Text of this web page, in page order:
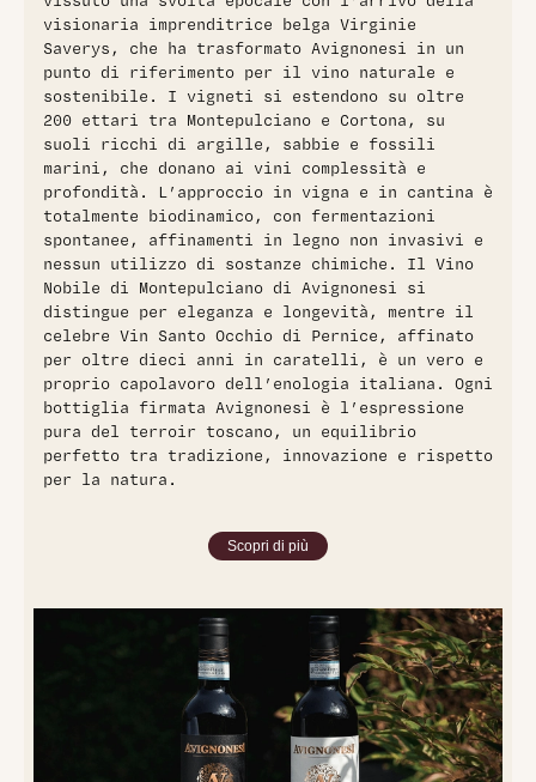
visionaria imprenditrice belga Virginie
Saverys, che ha trasformato Avignonesi in un
punto di riferimento per il vino naturale e
sostenibile. I vigneti si estendono su oltre
200 ettari tra Montepulciano e Cortona, su
suoli ricchi di argille, sabbie e fossili
marini, che donano ai vini complessità e
profondità. L’approccio in vigna e in cantina è
totalmente biodinamico, con fermentazioni
spontanee, affinamenti in legno non invasivi e
nessun utilizzo di sostanze chimiche. Il Vino
Nobile di Montepulciano di Avignonesi si
distingue per eleganza e longevità, mentre il
celebre Vin Santo Occhio di Pernice, affinato
per oltre dieci anni in caratelli, è un vero e
proprio capolavoro dell’enologia italiana. Ogni
bottiglia firmata Avignonesi è l’espressione
pura del terroir toscano, un equilibrio
perfetto tra tradizione, innovazione e rispetto
per la natura.
Scopri di più